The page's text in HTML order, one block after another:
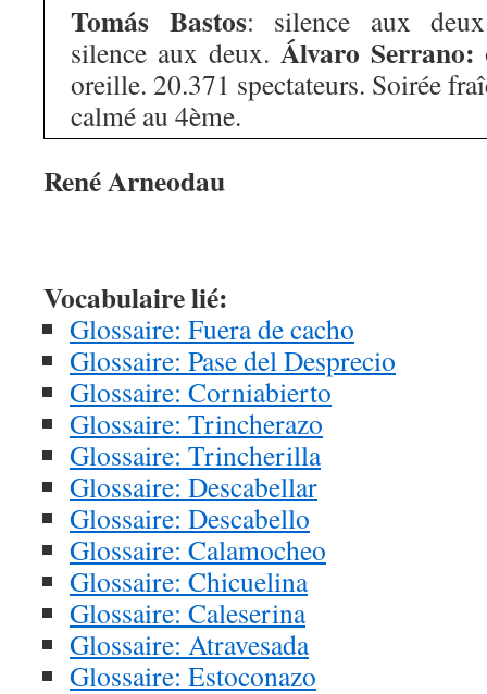
Tomás Bastos: silence aux
silence aux deux. Álvaro Serrano:
oreille. 20.371 spectateurs. Soirée
calmé au 4ème.
René Arneodau
Vocabulaire lié:
Glossaire: Fuera de cacho
Glossaire: Pase del Desprecio
Glossaire: Corniabierto
Glossaire: Trincherazo
Glossaire: Trincherilla
Glossaire: Descabellar
Glossaire: Descabello
Glossaire: Calamocheo
Glossaire: Chicuelina
Glossaire: Caleserina
Glossaire: Atravesada
Glossaire: Estoconazo